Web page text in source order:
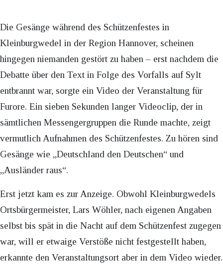
Die Gesänge während des Schützenfestes in
Kleinburgwedel in der Region Hannover, scheinen
hingegen niemanden gestört zu haben – erst nachdem die
Debatte über den Text in Folge des Vorfalls auf Sylt
entbrannt war, sorgte ein Video der Veranstaltung für
Furore. Ein sieben Sekunden langer Videoclip, der in
sämtlichen Messengergruppen die Runde machte, zeigt
vermutlich Aufnahmen des Schützenfestes. Zu hören sind
Gesänge wie „Deutschland den Deutschen“ und
„Ausländer raus“.
Erst jetzt kam es zur Anzeige. Obwohl Kleinburgwedels
Ortsbürgermeister, Lars Wöhler, nach eigenen Angaben
selbst bis spät in die Nacht auf dem Schützenfest zugegen
war, will er etwaige Verstöße nicht festgestellt haben,
erkannte den Veranstaltungsort aber in dem Video wieder.